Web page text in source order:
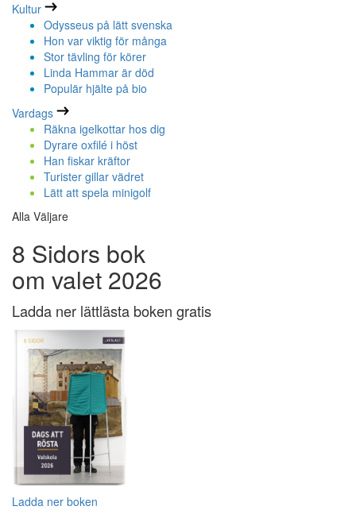
Kultur
Odysseus på lätt svenska
Hon var viktig för många
Stor tävling för körer
Linda Hammar är död
Populär hjälte på bio
Vardags
Räkna igelkottar hos dig
Dyrare oxfilé i höst
Han fiskar kräftor
Turister gillar vädret
Lätt att spela minigolf
Alla Väljare
8 Sidors bok
om valet 2026
Ladda ner lättlästa boken gratis
Ladda ner boken